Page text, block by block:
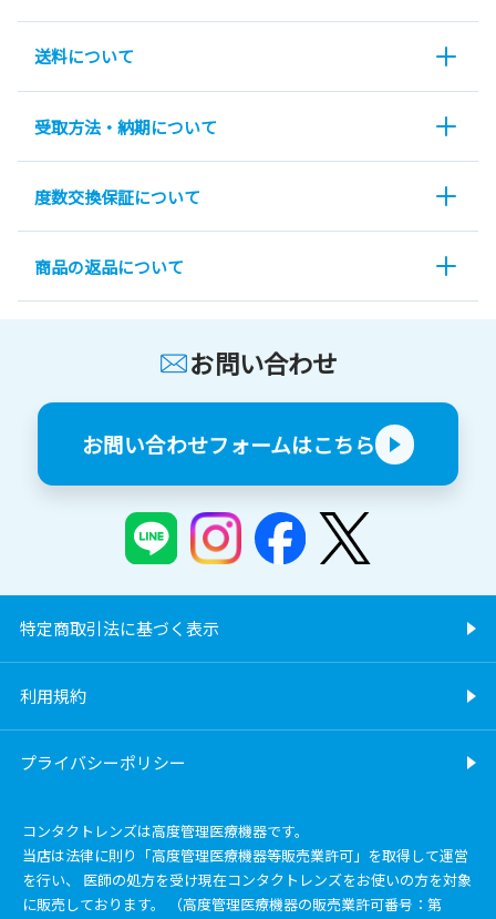
送料について
受取方法・納期について
度数交換保証について
商品の返品について
お問い合わせ
お問い合わせフォームはこちら
特定商取引法に基づく表示
利用規約
プライバシーポリシー
コンタクトレンズは高度管理医療機器です。
当店は法律に則り「高度管理医療機器等販売業許可」を取得して運営
を行い、 医師の処方を受け現在コンタクトレンズをお使いの方を対象
に販売しております。 （高度管理医療機器の販売業許可番号：第